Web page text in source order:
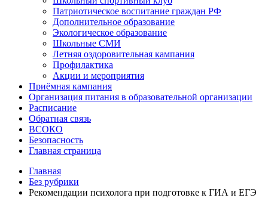
Патриотическое воспитание граждан РФ
Дополнительное образование
Экологическое образование
Школьные СМИ
Летняя оздоровительная кампания
Профилактика
Акции и мероприятия
Приёмная кампания
Организация питания в образовательной организации
Расписание
Обратная связь
ВСОКО
Безопасность
Главная страница
Главная
Без рубрики
Рекомендации психолога при подготовке к ГИА и ЕГЭ